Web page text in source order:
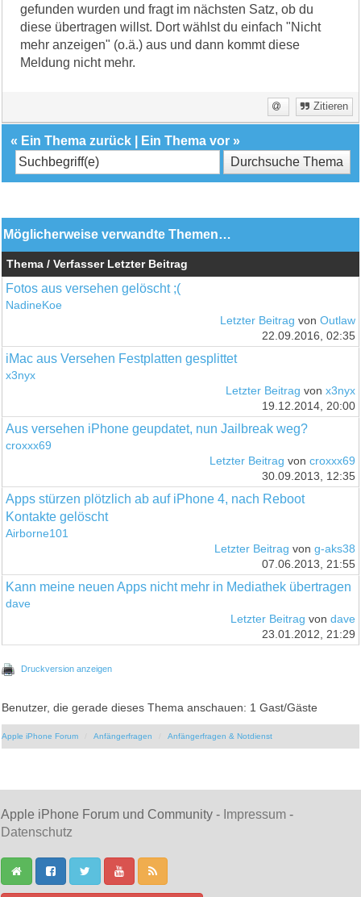
gefunden wurden und fragt im nächsten Satz, ob du
diese übertragen willst. Dort wählst du einfach "Nicht
mehr anzeigen" (o.ä.) aus und dann kommt diese
Meldung nicht mehr.
Zitieren
« Ein Thema zurück Ein Thema vor »
Möglicherweise verwandte Themen…
Thema / Verfasser Letzter Beitrag
Fotos aus versehen gelöscht ;(
NadineKoe
Letzter Beitrag von Outlaw
22.09.2016, 02:35
iMac aus Versehen Festplatten gesplittet
x3nyx
Letzter Beitrag von x3nyx
19.12.2014, 20:00
Aus versehen iPhone geupdatet, nun Jailbreak weg?
croxxx69
Letzter Beitrag von croxxx69
30.09.2013, 12:35
Apps stürzen plötzlich ab auf iPhone 4, nach Reboot
Kontakte gelöscht
Airborne101
Letzter Beitrag von g-aks38
07.06.2013, 21:55
Kann meine neuen Apps nicht mehr in Mediathek übertragen
dave
Letzter Beitrag von dave
23.01.2012, 21:29
Druckversion anzeigen
Benutzer, die gerade dieses Thema anschauen: 1 Gast/Gäste
Apple iPhone Forum Anfängerfragen Anfängerfragen & Notdienst
Apple iPhone Forum und Community - Impressum -
Datenschutz